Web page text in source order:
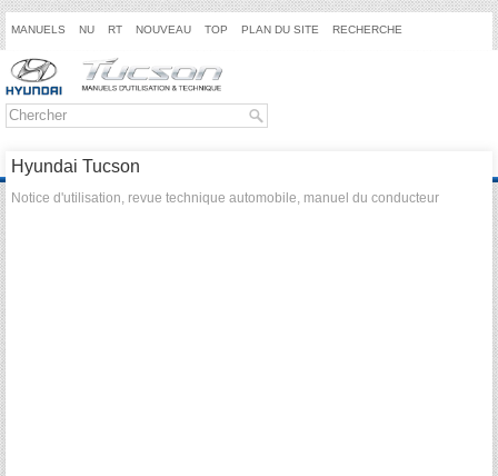
MANUELS NU RT NOUVEAU TOP PLAN DU SITE RECHERCHE
Hyundai Tucson
Notice d'utilisation, revue technique automobile, manuel du conducteur